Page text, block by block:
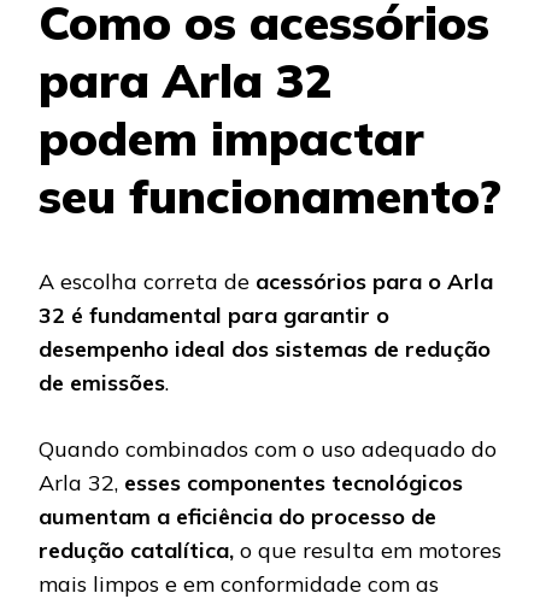
Como os acessórios
para Arla 32
podem impactar
seu funcionamento?
A escolha correta de acessórios para o Arla
32 é fundamental para garantir o
desempenho ideal dos sistemas de redução
de emissões.
Quando combinados com o uso adequado do
Arla 32, esses componentes tecnológicos
aumentam a eficiência do processo de
redução catalítica, o que resulta em motores
mais limpos e em conformidade com as